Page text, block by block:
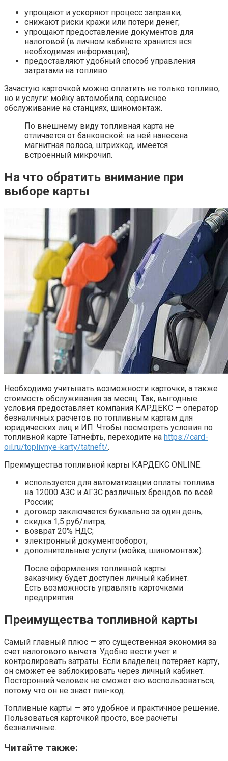
упрощают и ускоряют процесс заправки;
снижают риски кражи или потери денег;
упрощают предоставление документов для
налоговой (в личном кабинете хранится вся
необходимая информация);
предоставляют удобный способ управления
затратами на топливо.
Зачастую карточкой можно оплатить не только топливо,
но и услуги: мойку автомобиля, сервисное
обслуживание на станциях, шиномонтаж.
По внешнему виду топливная карта не
отличается от банковской: на ней нанесена
магнитная полоса, штрихкод, имеется
встроенный микрочип.
На что обратить внимание при
выборе карты
Необходимо учитывать возможности карточки, а также
стоимость обслуживания за месяц. Так, выгодные
условия предоставляет компания КАРДЕКС — оператор
безналичных расчетов по топливным картам для
юридических лиц и ИП. Чтобы посмотреть условия по
топливной карте Татнефть, переходите на https://card-
oil.ru/toplivnye-karty/tatneft/.
Преимущества топливной карты КАРДЕКС ONLINE:
используется для автоматизации оплаты топлива
на 12000 АЗС и АГЗС различных брендов по всей
России;
договор заключается буквально за один день;
скидка 1,5 руб/литра;
возврат 20% НДС;
электронный документооборот;
дополнительные услуги (мойка, шиномонтаж).
После оформления топливной карты
заказчику будет доступен личный кабинет.
Есть возможность управлять карточками
предприятия.
Преимущества топливной карты
Самый главный плюс — это существенная экономия за
счет налогового вычета. Удобно вести учет и
контролировать затраты. Если владелец потеряет карту,
он сможет ее заблокировать через личный кабинет.
Посторонний человек не сможет ею воспользоваться,
потому что он не знает пин-код.
Топливные карты — это удобное и практичное решение.
Пользоваться карточкой просто, все расчеты
безналичные.
Читайте также: